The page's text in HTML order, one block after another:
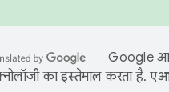
Google
का इस्तेमाल करता है.